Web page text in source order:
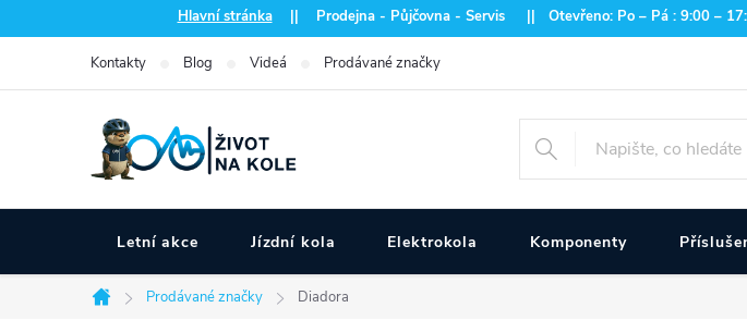
na
Hlavní stránka|| Prodejna - Půjčovna - Servis || Otevřeno: Po – Pá : 9:00 –
Kontakty Blog Videá Prodávané značky
Letní akce Jízdní kola Elektrokola Komponenty
Domů
Prodávané značky Diadora